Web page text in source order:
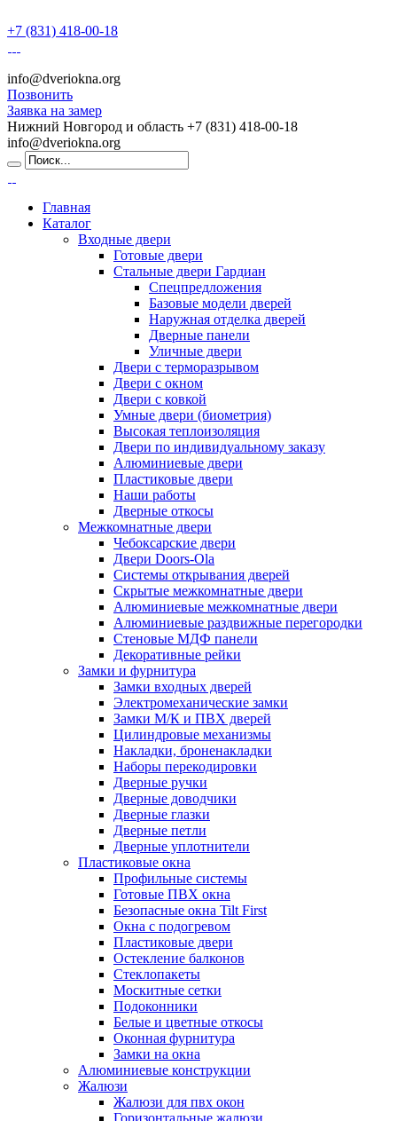
+7 (831) 418-00-18
info@dveriokna.org
Позвонить
Заявка на замер
Нижний Новгород и область +7 (831) 418-00-18
info@dveriokna.org
Главная
Каталог
Входные двери
Готовые двери
Стальные двери Гардиан
Спецпредложения
Базовые модели дверей
Наружная отделка дверей
Дверные панели
Уличные двери
Двери с терморазрывом
Двери с окном
Двери с ковкой
Умные двери (биометрия)
Высокая теплоизоляция
Двери по индивидуальному заказу
Алюминиевые двери
Пластиковые двери
Наши работы
Дверные откосы
Межкомнатные двери
Чебоксарские двери
Двери Doors-Ola
Системы открывания дверей
Скрытые межкомнатные двери
Алюминиевые межкомнатные двери
Алюминиевые раздвижные перегородки
Стеновые МДФ панели
Декоративные рейки
Замки и фурнитура
Замки входных дверей
Электромеханические замки
Замки М/К и ПВХ дверей
Цилиндровые механизмы
Накладки, броненакладки
Наборы перекодировки
Дверные ручки
Дверные доводчики
Дверные глазки
Дверные петли
Дверные уплотнители
Пластиковые окна
Профильные системы
Готовые ПВХ окна
Безопасные окна Tilt First
Окна с подогревом
Пластиковые двери
Остекление балконов
Стеклопакеты
Москитные сетки
Подоконники
Белые и цветные откосы
Оконная фурнитура
Замки на окна
Алюминиевые конструкции
Жалюзи
Жалюзи для пвх окон
Горизонтальные жалюзи